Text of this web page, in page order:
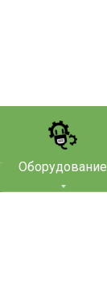
Оборудование